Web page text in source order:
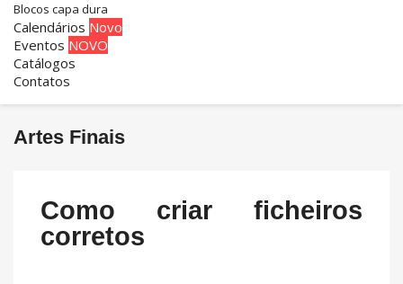
Blocos capa dura
Calendários Novo
Eventos NOVO
Catálogos
Contatos
Artes Finais
Como criar ficheiros
corretos